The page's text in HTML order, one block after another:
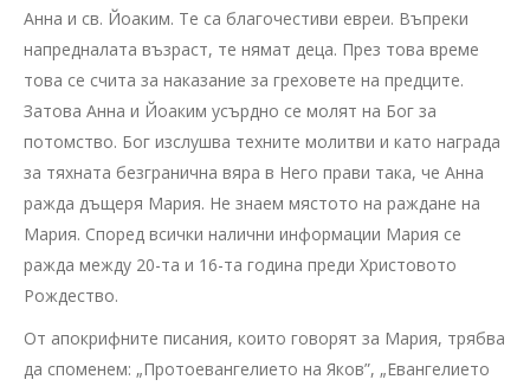
Анна и св. Йоаким. Те са благочестиви евреи. Въпреки
напредналата възраст, те нямат деца. През това време
това се счита за наказание за греховете на предците.
Затова Анна и Йоаким усърдно се молят на Бог за
потомство. Бог изслушва техните молитви и като награда
за тяхната безгранична вяра в Него прави така, че Анна
ражда дъщеря Мария. Не знаем мястото на раждане на
Мария. Според всички налични информации Мария се
ражда между 20-та и 16-та година преди Христовото
Рождество.
От апокрифните писания, които говорят за Мария, трябва
да споменем: „Протоевангелието на Яков”, „Евангелието